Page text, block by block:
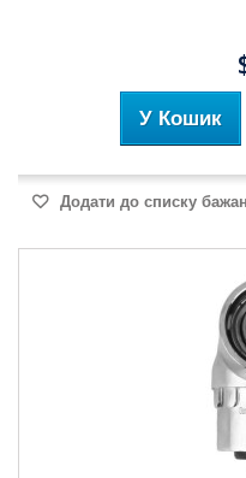
У Кошик
Додати до списку